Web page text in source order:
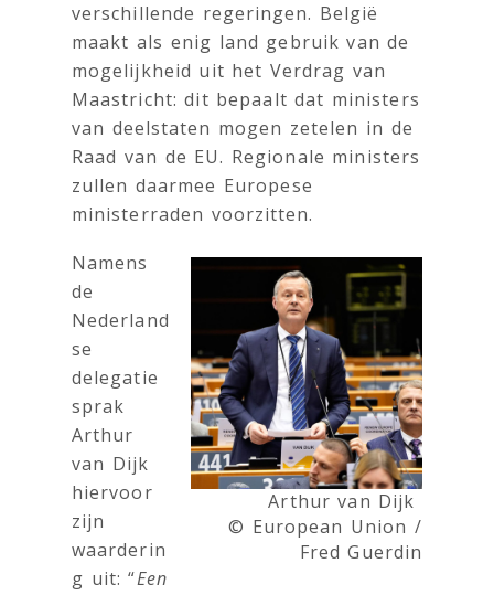
verschillende regeringen. België
maakt als enig land gebruik van de
mogelijkheid uit het Verdrag van
Maastricht: dit bepaalt dat ministers
van deelstaten mogen zetelen in de
Raad van de EU. Regionale ministers
zullen daarmee Europese
ministerraden voorzitten.
Arthur van Dijk
© European Union /
Fred Guerdin
Namens
de
Nederland
se
delegatie
sprak
Arthur
van Dijk
hiervoor
zijn
waarderin
g uit: “Een